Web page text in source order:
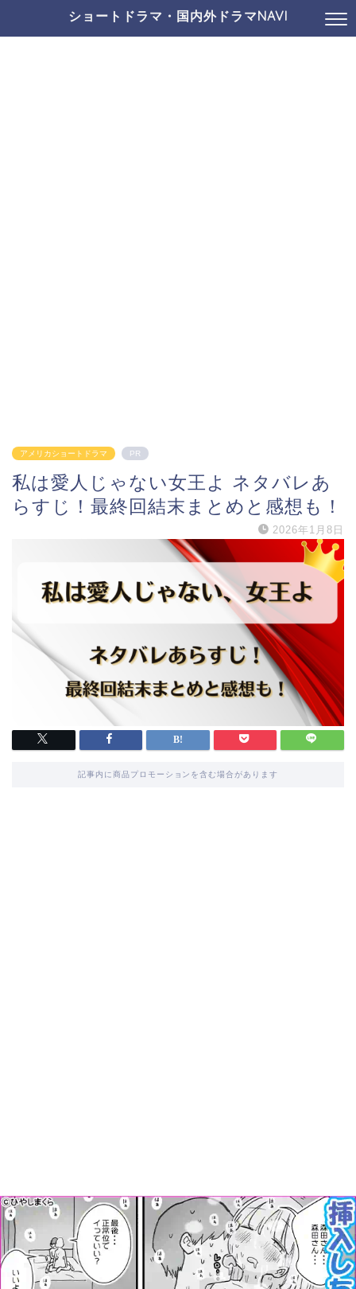
ショートドラマ・国内外ドラマNAVI
アメリカショートドラマ PR
私は愛人じゃない女王よ ネタバレあ
らすじ！最終回結末まとめと感想も！
2026年1月8日
記事内に商品プロモーションを含む場合があります